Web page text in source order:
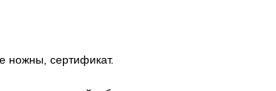
ножны, сертификат.